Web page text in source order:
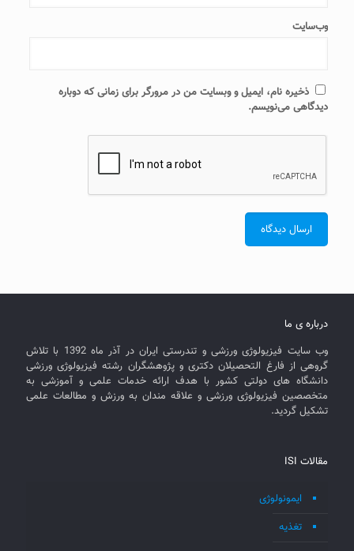
وب‌سایت
ذخیره نام، ایمیل و وبسایت من در مرورگر برای زمانی که دوباره
دیدگاهی می‌نویسم.
درباره ی ما
وب سایت فیزیولوژی ورزشی و تندرستی ایران در آذر ماه 1392 با تلاش
گروهی از فارغ التحصیلان دکتری و پژوهشگران رشته فیزیولوژی ورزشی
دانشگاه های دولتی کشور با هدف ارائه خدمات علمی و آموزشی به
متخصصین فیزیولوژی ورزشی و علاقه مندان به ورزش و مطالعات علمی
تشکیل گردید.
مقالات ISI
ایمونولوژی
تغذیه